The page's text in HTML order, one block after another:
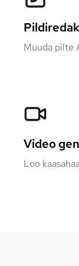
Muuda pilte
Video
Loo